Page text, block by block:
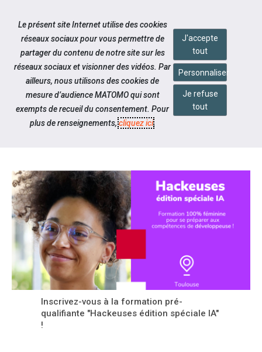
Aller au contenu
Notre actualité
HACKEUSES ÉDITION SPÉCIALE
Inscrivez-vous à la formation pré-
qualifiante "Hackeuses édition spéciale IA"
!
Le présent site Internet utilise des cookies
réseaux sociaux pour vous permettre de
partager du contenu de notre site sur les
réseaux sociaux et visionner des vidéos. Par
ailleurs, nous utilisons des cookies de
mesure d’audience MATOMO qui sont
exempts de recueil du consentement. Pour
plus de renseignements,cliquez ici.
J'accepte
tout
Personnaliser
Je refuse
tout